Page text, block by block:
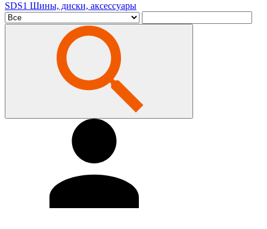
SDS1 Шины, диски, аксессуары